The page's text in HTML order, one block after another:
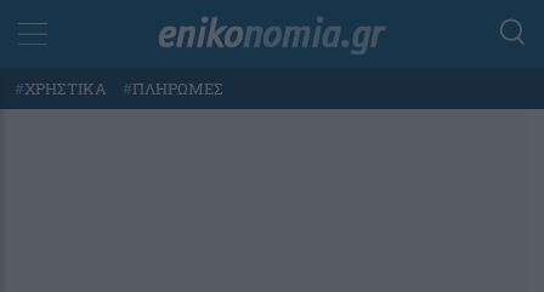
#ΧΡΗΣΤΙΚΑ #ΠΛΗΡΩΜΕΣ